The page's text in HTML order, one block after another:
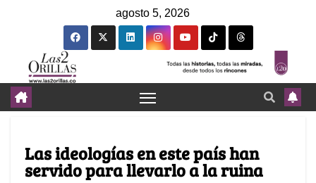
agosto 5, 2026
Las ideologías en este país han
servido para llevarlo a la ruina